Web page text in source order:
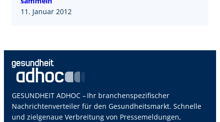
11. Januar 2012
GESUNDHEIT ADHOC – Ihr branchenspezifischer
Nachrichtenverteiler für den Gesundheitsmarkt. Schnelle
und zielgenaue Verbreitung von Pressemeldungen,